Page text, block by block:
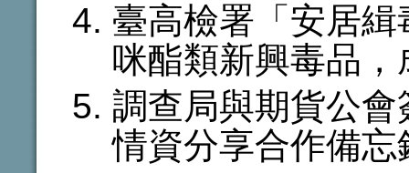
臺高檢署「安居
咪酯類新興毒品，
調查局與期貨公
情資分享合作備忘